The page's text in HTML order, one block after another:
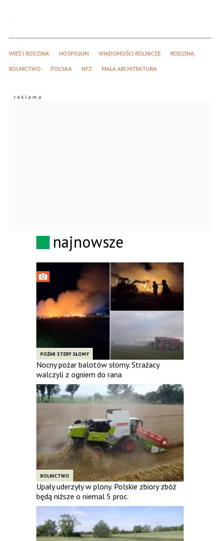
WIEŚ I RODZINA HOSPICJUM WIADOMOŚCI ROLNICZE RODZINA
ROLNICTWO POLSKA NFZ MAŁA ARCHITEKTURA
najnowsze
POŻAR STERY SŁOMY
Nocny pożar balotów słomy. Strażacy
walczyli z ogniem do rana
ROLNICTWO
Upały uderzyły w plony. Polskie zbiory zbóż
będą niższe o niemal 5 proc.